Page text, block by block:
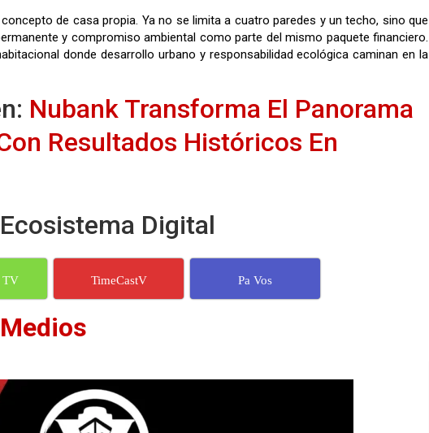
de casa propia. Ya no se limita a cuatro paredes y un techo, sino que
y compromiso ambiental como parte del mismo paquete financiero.
donde desarrollo urbano y responsabilidad ecológica caminan en la
Nubank Transforma El Panorama
Resultados Históricos En
Digital
TV TimeCastV Pa Vos